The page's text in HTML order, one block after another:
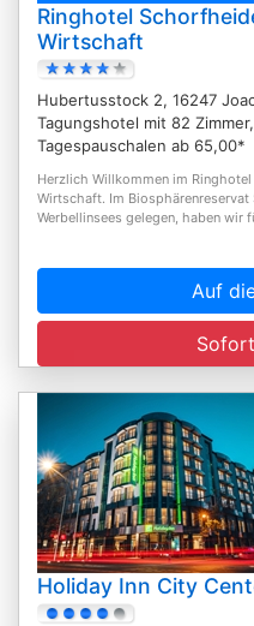
Ringhotel
Wirtschaft
Hubertusstock 2, 16247
Tagungshotel mit 82
Tagespauschalen ab 65,00*
Herzlich Willkommen im
Wirtschaft. Im
Werbellinsees gelegen, haben wir
Auf
Holiday Inn City